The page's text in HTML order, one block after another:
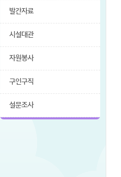
발간자료
시설대관
자원봉사
구인구직
설문조사